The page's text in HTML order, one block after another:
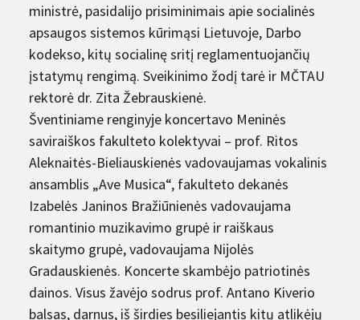
ministrė, pasidalijo prisiminimais apie socialinės
apsaugos sistemos kūrimąsi Lietuvoje, Darbo
kodekso, kitų socialinę sritį reglamentuojančių
įstatymų rengimą. Sveikinimo žodį tarė ir MČTAU
rektorė dr. Zita Žebrauskienė.
Šventiniame renginyje koncertavo Meninės
saviraiškos fakulteto kolektyvai – prof. Ritos
Aleknaitės-Bieliauskienės vadovaujamas vokalinis
ansamblis „Ave Musica“, fakulteto dekanės
Izabelės Janinos Bražiūnienės vadovaujama
romantinio muzikavimo grupė ir raiškaus
skaitymo grupė, vadovaujama Nijolės
Gradauskienės. Koncerte skambėjo patriotinės
dainos. Visus žavėjo sodrus prof. Antano Kiverio
balsas, darnus, iš širdies besiliejantis kitų atlikėjų